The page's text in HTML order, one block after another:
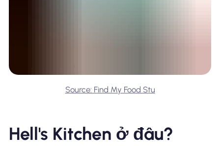
Source: Find My Food Stu
Hell's Kitchen ở đâu?